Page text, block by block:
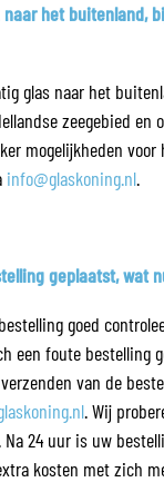
het buitenland,
glas naar het
zeegebied en
mogelijkheden
info@glaskoning.nl.
geplaatst, wat
goed
een foute bestelling
van de
. Wij
Na 24 uur is uw
kosten met zich